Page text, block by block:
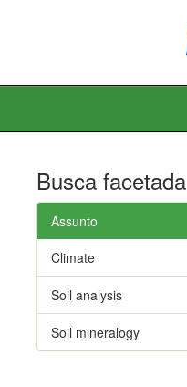
Busca facetada
Assunto
Climate
Soil analysis
Soil mineralogy